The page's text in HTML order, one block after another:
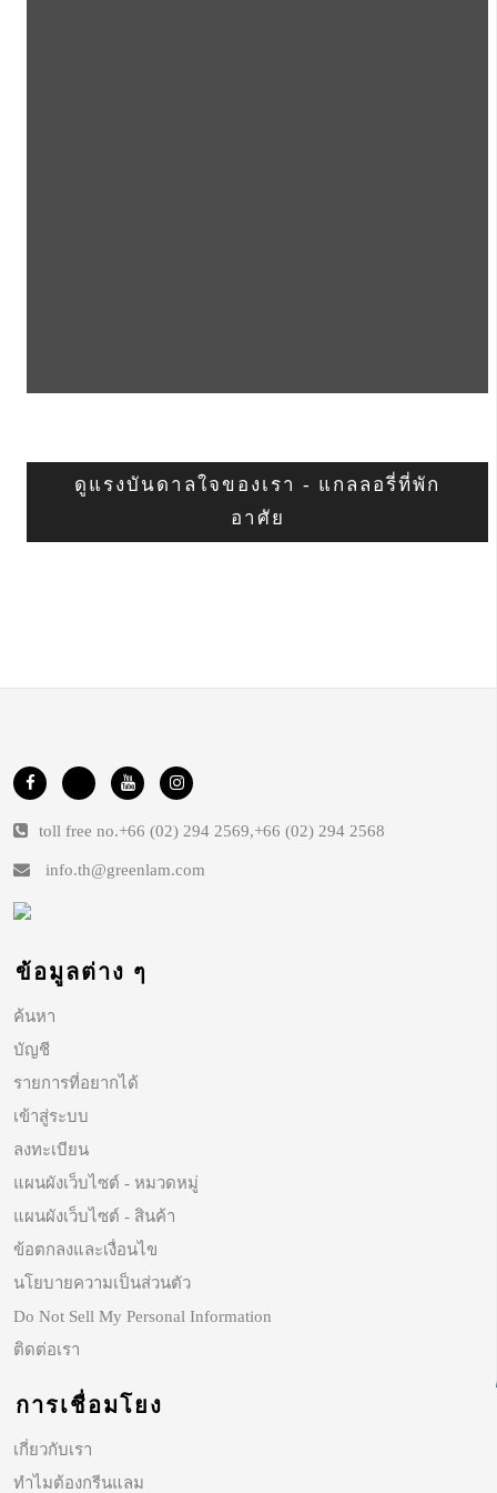
ดูแรงบันดาลใจของเรา - แกลลอรี่ที่พัก
อาศัย
toll free no.+66 (02) 294 2569,+66 (02) 294 2568
info.th@greenlam.com
ข้อมูลต่าง ๆ
ค้นหา
บัญชี
รายการที่อยากได้
เข้าสู่ระบบ
ลงทะเบียน
แผนผังเว็บไซต์ - หมวดหมู่
แผนผังเว็บไซต์ - สินค้า
ข้อตกลงและเงื่อนไข
นโยบายความเป็นส่วนตัว
Do Not Sell My Personal Information
ติดต่อเรา
การเชื่อมโยง
เกี่ยวกับเรา
ทำไมต้องกรีนแลม